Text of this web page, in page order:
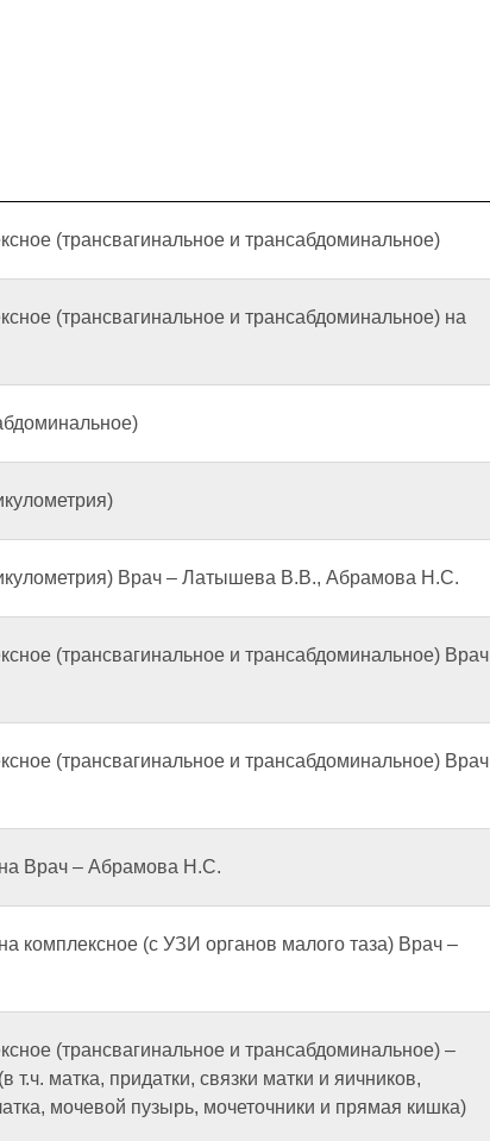
(трансвагинальное и трансабдоминальное)
(трансвагинальное и трансабдоминальное) на
Врач – Латышева В.В., Абрамова Н.С.
(трансвагинальное и трансабдоминальное) Врач
(трансвагинальное и трансабдоминальное) Врач
Врач – Абрамова Н.С.
комплексное (с УЗИ органов малого таза) Врач –
(трансвагинальное и трансабдоминальное) –
матка, придатки, связки матки и яичников,
мочевой пузырь, мочеточники и прямая кишка)